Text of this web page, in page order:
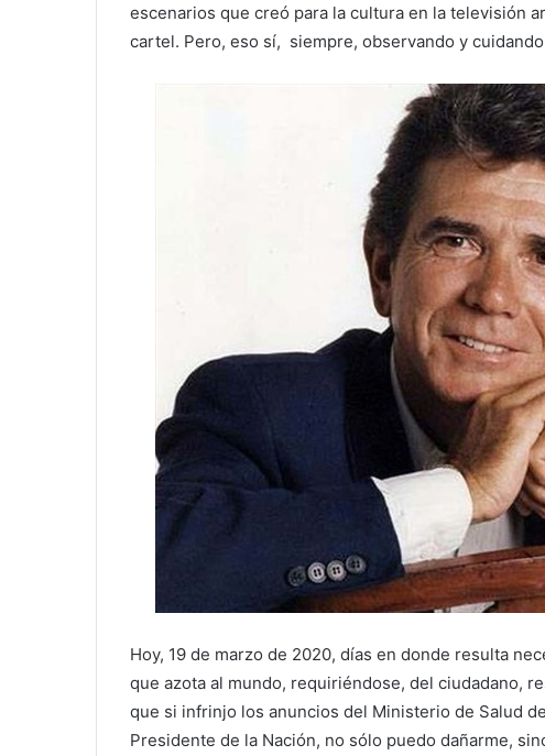
escenarios que creó para la cultura en la televisión
cartel. Pero, eso sí, siempre, observando y
Hoy, 19 de marzo de 2020, días en donde resulta
que azota al mundo, requiriéndose, del ciudadano,
que si infrinjo los anuncios del Ministerio de Salud
Presidente de la Nación, no sólo puedo dañarme,